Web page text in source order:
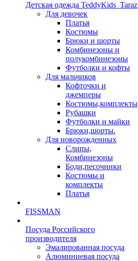
Детская одежда TeddyKids_Taraz
Для девочек
Платья
Костюмы
Брюки и шорты
Комбинезоны и
полукомбинезоны
Футболки и кофты
Для мальчиков
Кофточки и
джемперы
Костюмы,комплекты
Рубашки
Футболки и майки
Брюки,шорты.
Для новорожденных
Слипы,
Комбинезоны
Боди,песочники
Костюмы и
комплекты
Платья
FISSMAN
Посуда Российского
производителя
Эмалированная посуда
Алюминиевая посуда